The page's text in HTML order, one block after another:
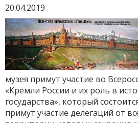
20.04.2019
музея примут участие во
«Кремли России и их роль в
государства», который
примут участие делегаций от